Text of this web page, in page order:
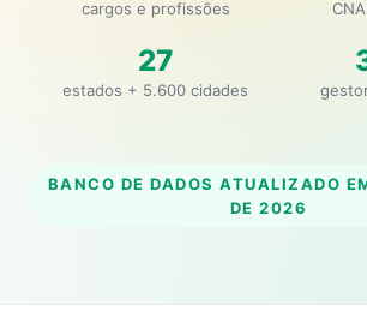
cargos e profissões
27
estados + 5.600 cidades
BANCO DE DADOS ATUALIZADO
DE 2026